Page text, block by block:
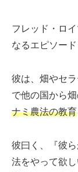
フレッド・ロ
なるエピソード
彼は、畑やセ
で他の国から
ナミ農法の教育
彼曰く、『彼
法をやって欲